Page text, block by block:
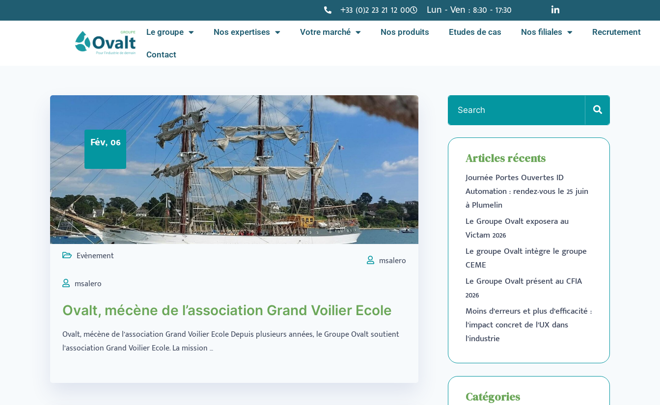
+33 (0)2 23 21 12 00 Lun - Ven : 8:30 - 17:30
Le groupe Nos expertises Votre marché Nos produits Etudes de cas Nos filiales Recrutement
Contact
Fév, 06
Evènement
msalero
msalero
Ovalt, mécène de l’association Grand Voilier Ecole
Ovalt, mécène de l’association Grand Voilier Ecole Depuis plusieurs années, le Groupe Ovalt soutient
l’association Grand Voilier Ecole. La mission …
Articles récents
Journée Portes Ouvertes ID
Automation : rendez-vous le 25 juin
à Plumelin
Le Groupe Ovalt exposera au
Victam 2026
Le groupe Ovalt intègre le groupe
CEME
Le Groupe Ovalt présent au CFIA
2026
Moins d’erreurs et plus d’efficacité :
l’impact concret de l’UX dans
l’industrie
Catégories